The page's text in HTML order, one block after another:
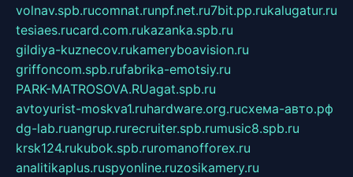
volnav.spb.rucomnat.runpf.net.ru7bit.pp.rukalugatur.ru
tesiaes.rucard.com.rukazanka.spb.ru
gildiya-kuznecov.rukameryboavision.ru
griffoncom.spb.rufabrika-emotsiy.ru
PARK-MATROSOVA.RUagat.spb.ru
avtoyurist-moskva1.ruhardware.org.ruсхема-авто.рф
dg-lab.ruangrup.rurecruiter.spb.rumusic8.spb.ru
krsk124.rukubok.spb.ruromanofforex.ru
analitikaplus.ruspyonline.ruzosikamery.ru